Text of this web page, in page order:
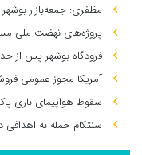
مظفری: جمعه‌بازار
پروژه‌های نهضت ملی
فرودگاه بوشهر پس از
آمریکا مجوز عمومی
سقوط هواپیمای باری
سنتکام حمله به اهدافی